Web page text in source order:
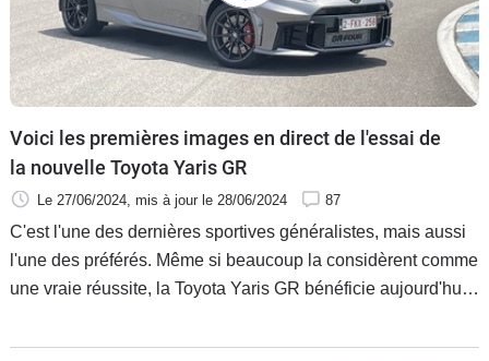
Voici les premières images en direct de l'essai de
la nouvelle Toyota Yaris GR
Le 27/06/2024, mis à jour le 28/06/2024 87
C'est l'une des dernières sportives généralistes, mais aussi
l'une des préférés. Même si beaucoup la considèrent comme
une vraie réussite, la Toyota Yaris GR bénéficie aujourd'hui
efficace. Une réussite. Voici les premières images en direct